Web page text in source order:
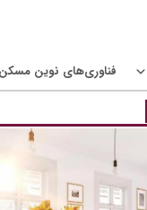
فناوری‌های نوین مسکن